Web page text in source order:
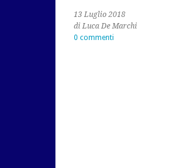
13 Luglio 2018
di Luca De Marchi
0 commenti